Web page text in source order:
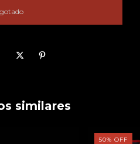
similares
50%OFF